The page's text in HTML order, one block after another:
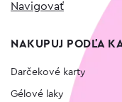
Navigovať
NAKUPUJ PODĽA
Darčekové karty
Gélové laky